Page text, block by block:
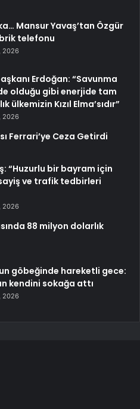
Mansur Yavaş’tan Özgür
telefonu
2026
Erdoğan: “Savunma
olduğu gibi enerjide tam
ülkemizin Kızıl Elma’sıdır”
2026
Ferrari’ye Ceza Getirdi
“Huzurlu bir bayram için
ve trafik tedbirleri
2026
88 milyon dolarlık
göbeğinde hareketli gece:
kendini sokağa attı
2026